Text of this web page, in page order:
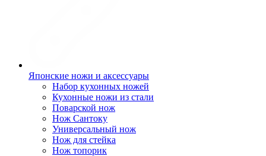
Японские ножи и аксессуары
Набор кухонных ножей
Кухонные ножи из стали
Поварской нож
Нож Сантоку
Универсальный нож
Нож для стейка
Нож топорик